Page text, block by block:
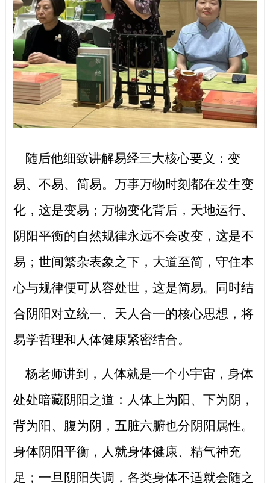
随后他细致讲解易经三大核心要义：变
易、不易、简易。万事万物时刻都在发生变
化，这是变易；万物变化背后，天地运行、
阴阳平衡的自然规律永远不会改变，这是不
易；世间繁杂表象之下，大道至简，守住本
心与规律便可从容处世，这是简易。同时结
合阴阳对立统一、天人合一的核心思想，将
易学哲理和人体健康紧密结合。
杨老师讲到，人体就是一个小宇宙，身体
处处暗藏阴阳之道：人体上为阳、下为阴，
背为阳、腹为阴，五脏六腑也分阴阳属性。
身体阴阳平衡，人就身体健康、精气神充
足；一旦阴阳失调，各类身体不适就会随之